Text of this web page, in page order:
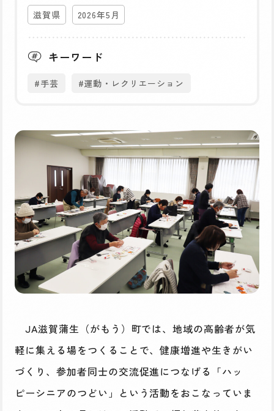
滋賀県 2026年5月
キーワード
#手芸 #運動・レクリエーション
JA滋賀蒲生（がもう）町では、地域の高齢者が気
軽に集える場をつくることで、健康増進や生きがい
づくり、参加者同士の交流促進につなげる「ハッ
ピーシニアのつどい」という活動をおこなっていま